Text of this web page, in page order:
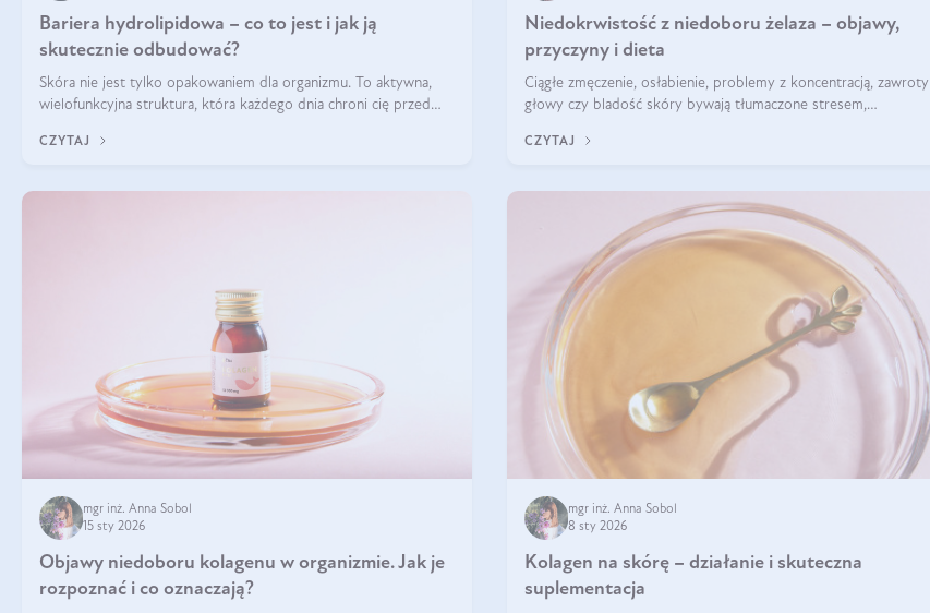
Bariera hydrolipidowa – co to jest i jak ją
skutecznie odbudować?
Skóra nie jest tylko opakowaniem dla organizmu. To aktywna,
wielofunkcyjna struktura, która każdego dnia chroni cię przed
środowiskowymi. Jednym z jej kluczowych elementów jest
CZYTAJ
Niedokrwistość z niedoboru żelaza – objawy,
przyczyny i dieta
Ciągłe zmęczenie, osłabienie, problemy z koncentracją, zawroty
głowy czy bladość skóry bywają tłumaczone stresem,
może być niedokrwistość z niedoboru żelaza.
CZYTAJ
mgr inż. Anna Sobol
15 sty 2026
Objawy niedoboru kolagenu w organizmie. Jak je
rozpoznać i co oznaczają?
mgr inż. Anna Sobol
8 sty 2026
Kolagen na skórę – działanie i skuteczna
suplementacja